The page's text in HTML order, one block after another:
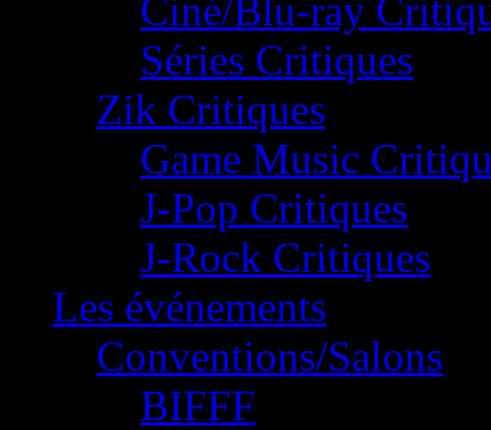
Ciné/Blu-ray
Séries Critiques
Zik Critiques
Game Music
J-Pop Critiques
J-Rock Critiques
Les événements
Conventions/Salons
BIFFF